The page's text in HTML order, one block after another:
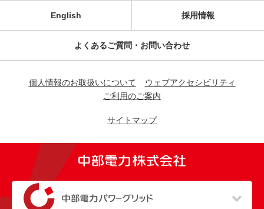
English 採用情報
よくあるご質問・お問い合わせ
個人情報のお取扱いについて
ウェブアクセシビリティ
ご利用のご案内
サイトマップ
（新しいウィンドウを開きます）